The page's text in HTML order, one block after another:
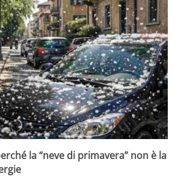
la “neve di primavera” non è la